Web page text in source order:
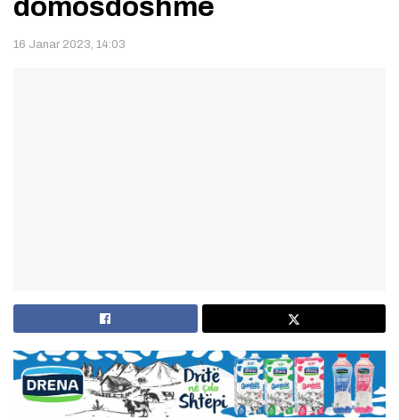
domosdoshme
16 Janar 2023, 14:03